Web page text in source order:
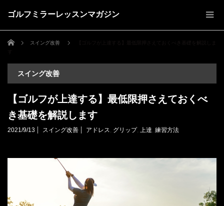
ゴルフミラーレッスンマガジン
ホーム スイング改善
スイング改善
【ゴルフが上達する】最低限押さえておくべ
き基礎を解説します
2021/9/13 スイング改善 アドレス, グリップ, 上達, 練習方法